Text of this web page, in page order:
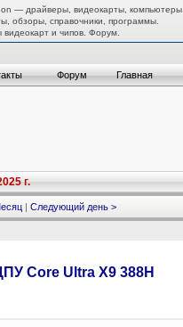
— драйверы, видеокарты, компьютеры.
обзоры, справочники, программы.
видеокарт и чипов. Форум.
Форум Главная
г.
| Следующий день >
Core Ultra X9 388H